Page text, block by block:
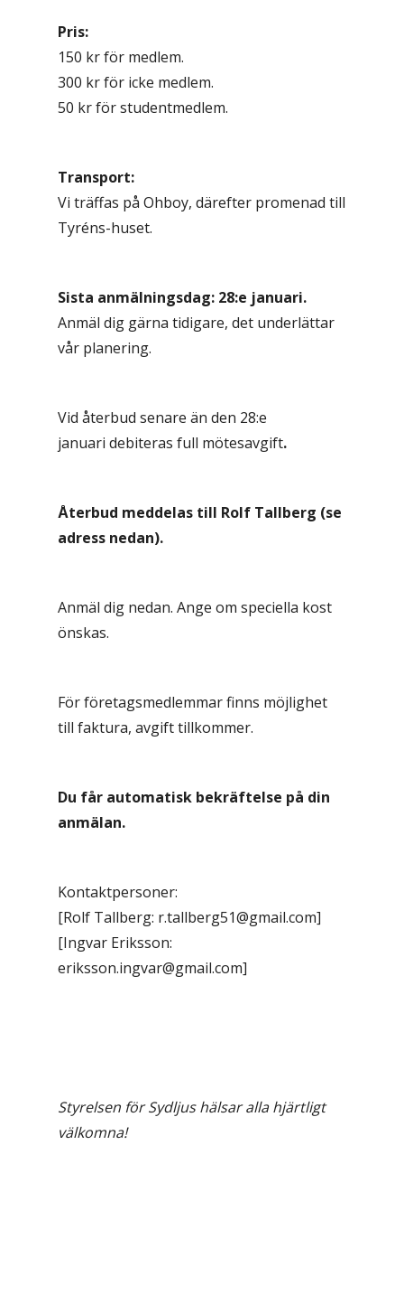
Pris:
150 kr för medlem.
300 kr för icke medlem.
50 kr för studentmedlem.
Transport:
Vi träffas på Ohboy, därefter promenad till
Tyréns-huset.
Sista anmälningsdag: 28:e januari.
Anmäl dig gärna tidigare, det underlättar
vår planering.
Vid återbud senare än den 28:e
januari debiteras full mötesavgift.
Återbud meddelas till Rolf Tallberg (se
adress nedan).
Anmäl dig nedan. Ange om speciella kost
önskas.
För företagsmedlemmar finns möjlighet
till faktura, avgift tillkommer.
Du får automatisk bekräftelse på din
anmälan.
Kontaktpersoner:
[Rolf Tallberg: r.tallberg51@gmail.com]
[Ingvar Eriksson:
eriksson.ingvar@gmail.com]
Styrelsen för Sydljus hälsar alla hjärtligt
välkomna!